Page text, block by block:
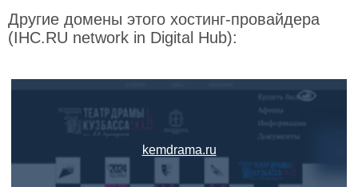
Другие домены этого хостинг-провайдера
(IHC.RU network in Digital Hub):
kemdrama.ru